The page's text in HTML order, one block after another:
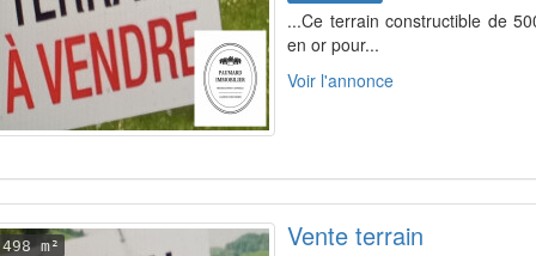
...Ce terrain constructible de
en or pour...
Voir l'annonce
498 m² Vente terrain